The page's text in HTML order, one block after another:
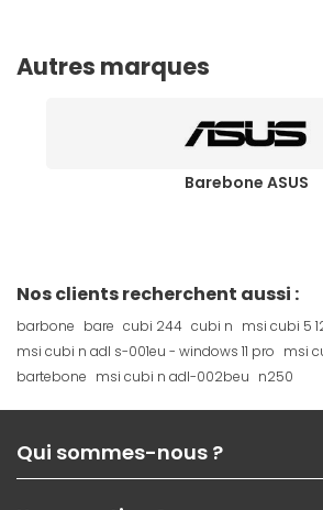
Autres marques
Barebone ASUS
Nos clients recherchent aussi :
barbone bare cubi 244 cubi n msi cubi 5
msi cubi n adl s-001eu - windows 11 pro msi
bartebone msi cubi n adl-002beu n250
Qui sommes-nous ?